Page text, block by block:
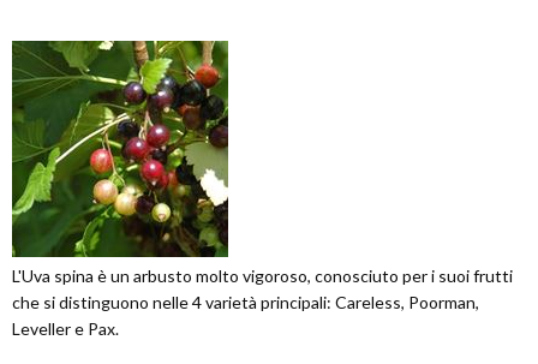
L'Uva spina è un arbusto molto vigoroso, conosciuto per i suoi frutti
che si distinguono nelle 4 varietà principali: Careless, Poorman,
Leveller e Pax.